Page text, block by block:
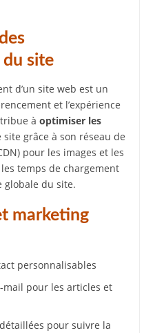
site
d’un site web est un
et l’expérience
à optimiser les
grâce à son réseau de
pour les images et les
temps de chargement
globale du site.
marketing
personnalisables
pour les articles et
pour suivre la